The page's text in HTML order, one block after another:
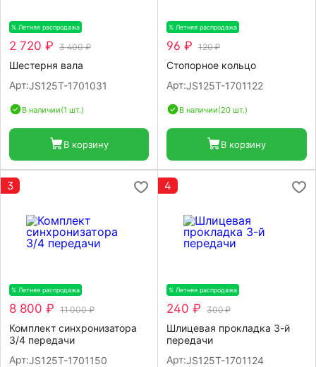
% Летняя распродажа
2 720 ₽ 3 400 ₽
Шестерня вала
Арт:JS125T-1701031
В наличии(1 шт.)
В корзину
% Летняя распродажа
96 ₽ 120 ₽
Стопорное кольцо
Арт:JS125T-1701122
В наличии(20 шт.)
В корзину
3
% Летняя распродажа
8 800 ₽ 11 000 ₽
Комплект синхронизатора
3/4 передачи
Арт:JS125T-1701150
4
% Летняя распродажа
240 ₽ 300 ₽
Шлицевая прокладка 3-й
передачи
Арт:JS125T-1701124